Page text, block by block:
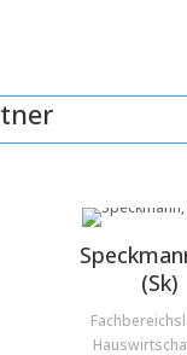
(Sk)